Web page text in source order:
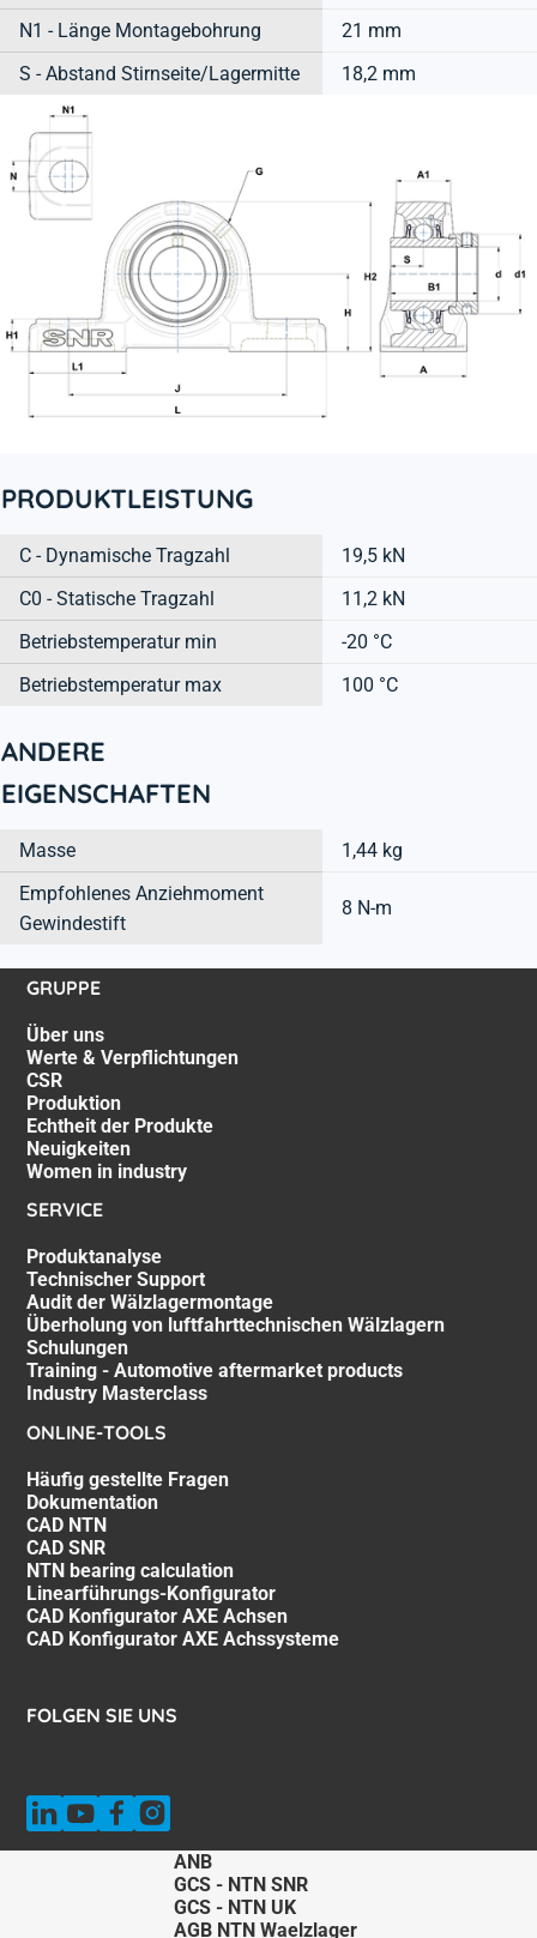
N1 - Länge Montagebohrung
21 mm
S - Abstand Stirnseite/Lagermitte
18,2 mm
PRODUKTLEISTUNG
C - Dynamische Tragzahl
19,5 kN
C0 - Statische Tragzahl
11,2 kN
Betriebstemperatur min
-20 °C
Betriebstemperatur max
100 °C
ANDERE
EIGENSCHAFTEN
Masse
1,44 kg
Empfohlenes Anziehmoment
Gewindestift
8 N-m
GRUPPE
Über uns
Werte & Verpflichtungen
CSR
Produktion
Echtheit der Produkte
Neuigkeiten
Women in industry
SERVICE
Produktanalyse
Technischer Support
Audit der Wälzlagermontage
Überholung von luftfahrttechnischen Wälzlagern
Schulungen
Training - Automotive aftermarket products
Industry Masterclass
ONLINE-TOOLS
Häufig gestellte Fragen
Dokumentation
CAD NTN
CAD SNR
NTN bearing calculation
Linearführungs-Konfigurator
CAD Konfigurator AXE Achsen
CAD Konfigurator AXE Achssysteme
FOLGEN SIE UNS
ANB
GCS - NTN SNR
GCS - NTN UK
AGB NTN Waelzlager